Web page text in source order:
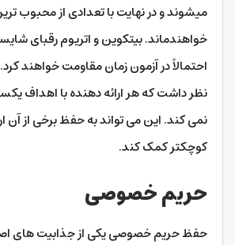
میشوند و در نهایت با تعدادی از محبوب
خواهندماند. بیتکوین و اتریوم رقبای
احتمالاً در آزمون زمان مقاومت خواهند
نظر داشت که هر ارائه دهنده با اهداف
نمی کند. این می تواند به حفظ برخی از آن
کوچکتر کمک کند.
حریم خصوصی
حفظ حریم خصوصی یکی از جذابیت های